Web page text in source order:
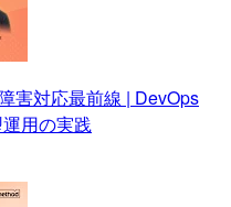
害対応最前線 | DevOps
用の実践